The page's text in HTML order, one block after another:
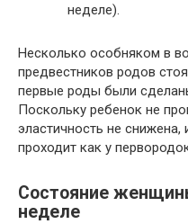
неделе).
Несколько особняком в
предвестников родов
первые роды были
Поскольку ребенок не
эластичность не
проходит как у
Состояние
неделе